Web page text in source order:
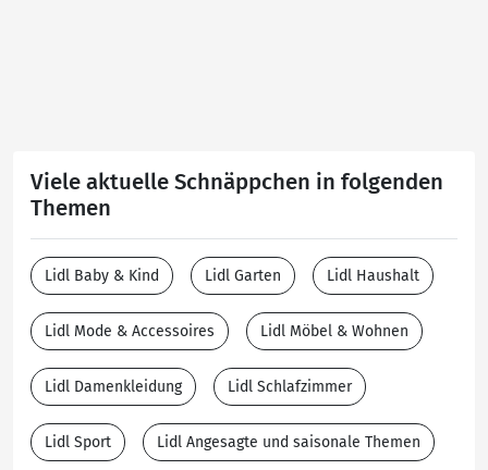
Viele aktuelle Schnäppchen in folgenden
Themen
Lidl Baby & Kind Lidl Garten Lidl Haushalt
Lidl Mode & Accessoires Lidl Möbel & Wohnen
Lidl Damenkleidung Lidl Schlafzimmer
Lidl Sport Lidl Angesagte und saisonale Themen